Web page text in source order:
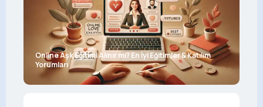
Online Aşk Eğitimi Alınır mı? En İyi Eğitimler & Katılım
Yorumları